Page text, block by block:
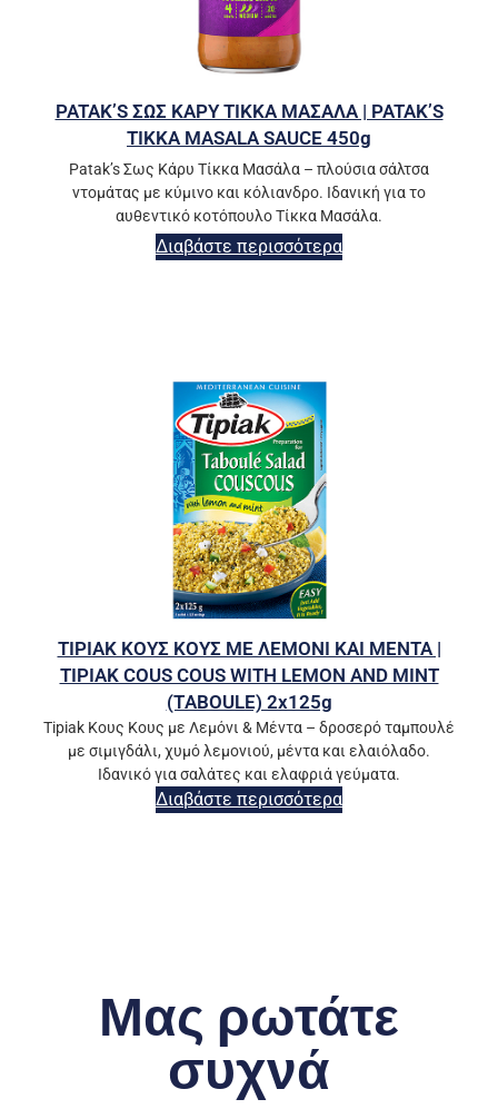
PATAK’S ΣΩΣ ΚΑΡΥ ΤΙΚΚΑ ΜΑΣΑΛΑ | PATAK’S
TIKKA MASALA SAUCE 450g
Patak’s Σως Κάρυ Τίκκα Μασάλα – πλούσια σάλτσα
ντομάτας με κύμινο και κόλιανδρο. Ιδανική για το
αυθεντικό κοτόπουλο Τίκκα Μασάλα.
Διαβάστε περισσότερα
TIPIAK ΚΟΥΣ ΚΟΥΣ ΜΕ ΛΕΜΟΝΙ ΚΑΙ ΜΕΝΤΑ |
TIPIAK COUS COUS WITH LEMON AND MINT
(ΤABOULE) 2x125g
Tipiak Κους Κους με Λεμόνι & Μέντα – δροσερό ταμπουλέ
με σιμιγδάλι, χυμό λεμονιού, μέντα και ελαιόλαδο.
Ιδανικό για σαλάτες και ελαφριά γεύματα.
Διαβάστε περισσότερα
Μας ρωτάτε
συχνά